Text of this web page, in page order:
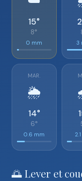
15°
8°
0 mm 3
MAR.
🌦️
14°
6°
0.6 mm
🌅 Lever et